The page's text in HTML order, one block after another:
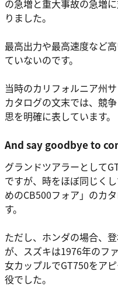
の急増と重大事故の急増
りました。
最高出力や最高速度など
ていないのです。
当時のカリフォルニア州
カタログの文末では、競
思を明確に表しています。
And say goodbye to
グランドツアラーとして
ですが、時をほぼ同じく
めのCB500フォア」のカ
す。
ただし、ホンダの場合、
が、スズキは1976年のフ
女カップルでGT750をア
役でした。